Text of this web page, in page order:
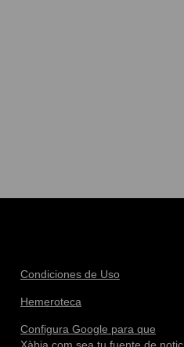
Condiciones de Uso
Hemeroteca
Configura Google para que